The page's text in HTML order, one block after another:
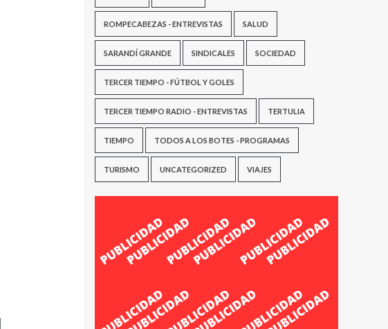
ROMPECABEZAS - ENTREVISTAS SALUD
SARANDÍ GRANDE SINDICALES SOCIEDAD
TERCER TIEMPO - FÚTBOL Y GOLES
TERCER TIEMPO RADIO - ENTREVISTAS TERTULIA
TIEMPO TODOS A LOS BOTES - PROGRAMAS
TURISMO UNCATEGORIZED VIAJES